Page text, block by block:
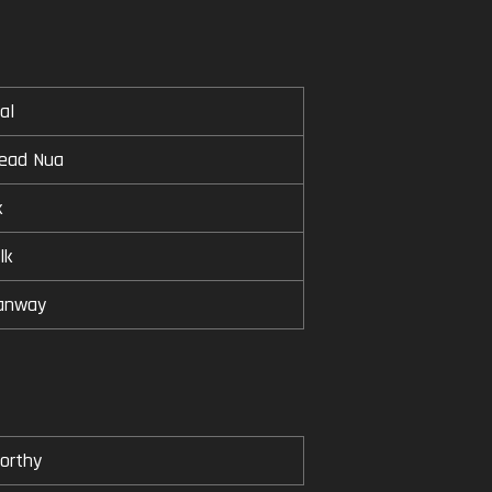
Nua